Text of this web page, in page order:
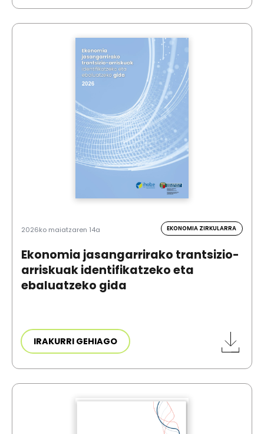
2026ko maiatzaren 14a EKONOMIA ZIRKULARRA
Ekonomia jasangarrirako trantsizio-
arriskuak identifikatzeko eta
ebaluatzeko gida
IRAKURRI GEHIAGO